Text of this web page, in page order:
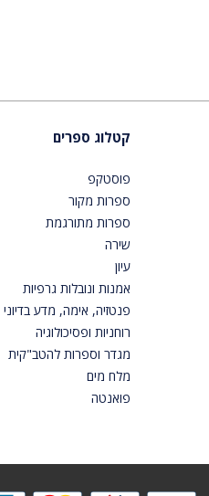
קטלוג ספרים
פוסטקפ
ספרות מקור
ספרות מתורגמת
שירה
עיון
אמנות ונובלות גרפיות
פנטזיה, אימה, מדע בדיוני
רוחניות ופסיכולוגיה
מגדר וספרות להטב"קית
מלח מים
פואנטה